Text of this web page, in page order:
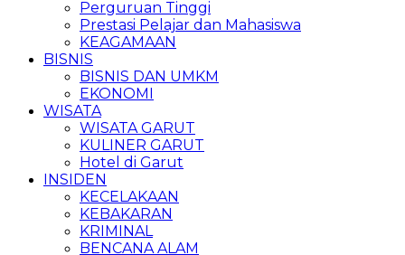
Perguruan Tinggi
Prestasi Pelajar dan Mahasiswa
KEAGAMAAN
BISNIS
BISNIS DAN UMKM
EKONOMI
WISATA
WISATA GARUT
KULINER GARUT
Hotel di Garut
INSIDEN
KECELAKAAN
KEBAKARAN
KRIMINAL
BENCANA ALAM